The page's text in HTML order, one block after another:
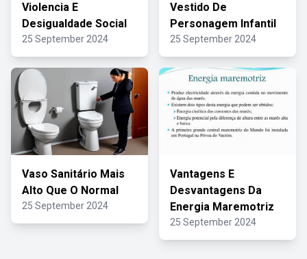
Violencia E
Desigualdade Social
25 September 2024
Vestido De
Personagem Infantil
25 September 2024
Vaso Sanitário Mais
Alto Que O Normal
25 September 2024
Vantagens E
Desvantagens Da
Energia Maremotriz
25 September 2024